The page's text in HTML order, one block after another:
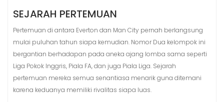
SEJARAH PERTEMUAN
Pertemuan di antara Everton dan Man City pernah berlangsung
mulai puluhan tahun siapa kemudian. Nomor Dua kelompok ini
bergantian berhadapan pada aneka ajang lomba sama seperti
Liga Pokok Inggris, Piala FA, dan juga Piala Liga. Sejarah
pertemuan mereka semua senantiasa menarik guna ditemani
karena keduanya memiliki rivalitas siapa luas.